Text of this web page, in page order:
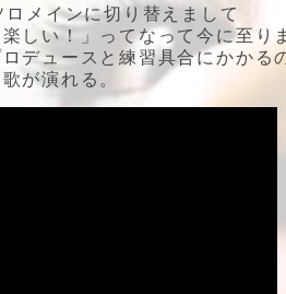
メインに切り替えまして
しい！」ってなって今に至り
デュースと練習具合にかかる
が演れる。